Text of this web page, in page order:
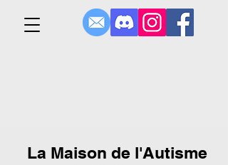
La Maison de l'Autisme